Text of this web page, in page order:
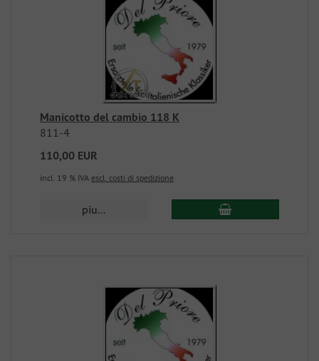
Manicotto del cambio 118 K
811-4
110,00 EUR
incl. 19 % IVA escl. costi di spedizione
piu...